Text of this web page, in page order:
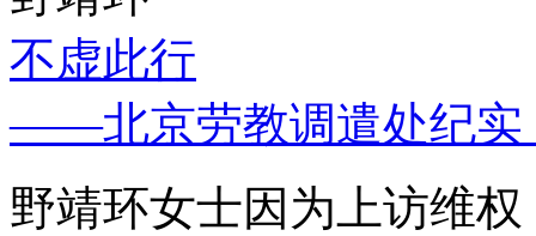
不虚此行
——北京劳教调遣处纪实
野靖环女士因为上访维